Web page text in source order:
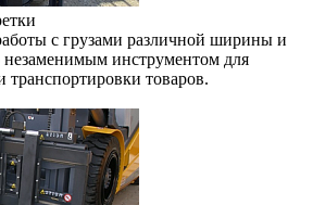
с грузами различной ширины и
незаменимым инструментом для
транспортировки товаров.